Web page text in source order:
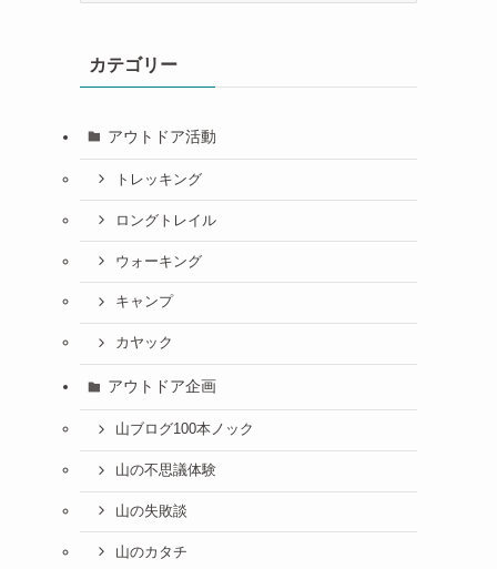
カテゴリー
アウトドア活動
トレッキング
ロングトレイル
ウォーキング
キャンプ
カヤック
アウトドア企画
山ブログ100本ノック
山の不思議体験
山の失敗談
山のカタチ